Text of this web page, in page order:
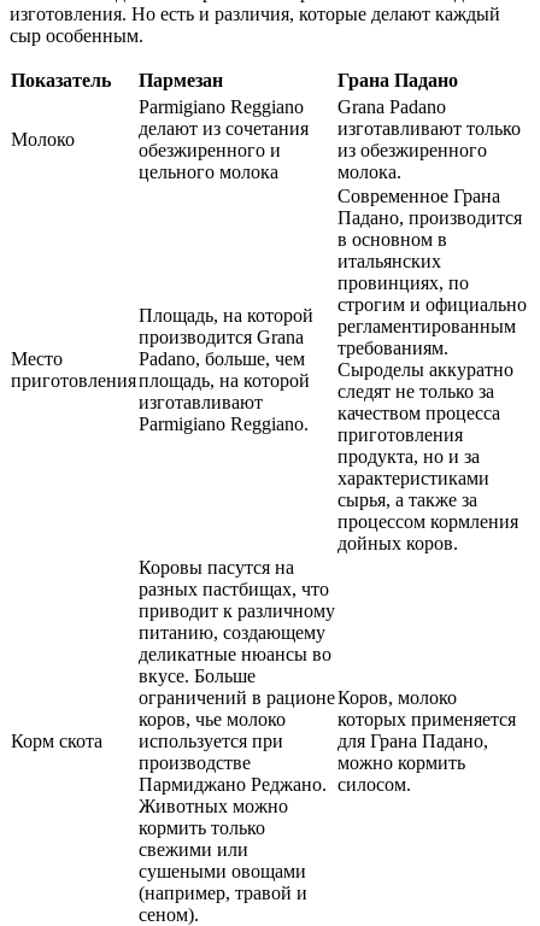
изготовления. Но есть и различия, которые делают каждый
сыр особенным.
Показатель Пармезан Грана Падано
Молоко
Parmigiano Reggiano
делают из сочетания
обезжиренного и
цельного молока
Grana Padano
изготавливают только
из обезжиренного
молока.
Место
приготовления
Площадь, на которой
производится Grana
Padano, больше, чем
площадь, на которой
изготавливают
Parmigiano Reggiano.
Современное Грана
Падано, производится
в основном в
итальянских
провинциях, по
строгим и официально
регламентированным
требованиям.
Сыроделы аккуратно
следят не только за
качеством процесса
приготовления
продукта, но и за
характеристиками
сырья, а также за
процессом кормления
дойных коров.
Корм скота
Коровы пасутся на
разных пастбищах, что
приводит к различному
питанию, создающему
деликатные нюансы во
вкусе. Больше
ограничений в рационе
коров, чье молоко
используется при
производстве
Пармиджано Реджано.
Животных можно
кормить только
свежими или
сушеными овощами
(например, травой и
сеном).
Коров, молоко
которых применяется
для Грана Падано,
можно кормить
силосом.